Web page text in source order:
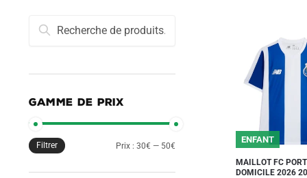
ENFANT
MAILLOT FC
DOMICILE 2026
Recherche
pour :
Recherche
GAMME DE PRIX
Filtrer Prix :30€ — 50€